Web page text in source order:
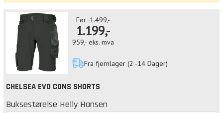
Før 1.499,-
1.199,-
959,- eks. mva
Fra fjernlager (2 -14 Dager)
CHELSEA EVO CONS SHORTS
Buksestørelse Helly Hansen